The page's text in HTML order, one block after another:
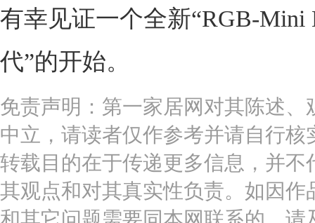
有幸见证一个全新“RGB-Mini
代”的开始。
免责声明：第一家居网对其陈述、
中立，请读者仅作参考并请自行核
转载目的在于传递更多信息，并不
其观点和对其真实性负责。如因作